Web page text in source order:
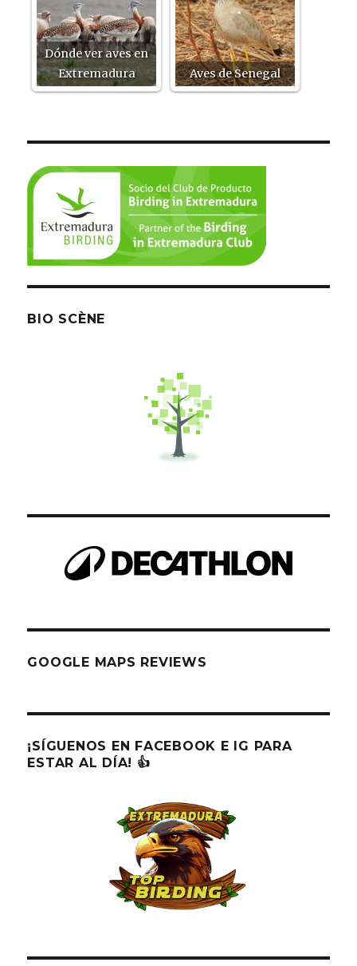
Dónde ver aves en
Extremadura
Aves de Senegal
BIO SCÈNE
GOOGLE MAPS REVIEWS
¡SÍGUENOS EN FACEBOOK E IG PARA
ESTAR AL DÍA! 👍